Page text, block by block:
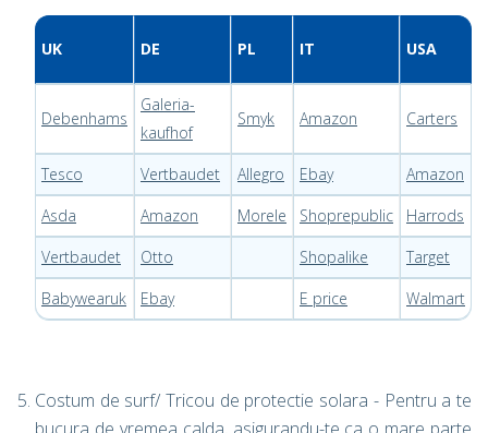
UK DE PL IT USA
Debenhams
Galeria-
kaufhof
Smyk Amazon Carters
Tesco Vertbaudet Allegro Ebay
Amazon
Asda
Amazon Morele Shoprepublic
Harrods
Vertbaudet
Otto Shopalike
Target
Babywearuk
Ebay E price Walmart
Costum de surf/ Tricou de protectie solara - Pentru a te